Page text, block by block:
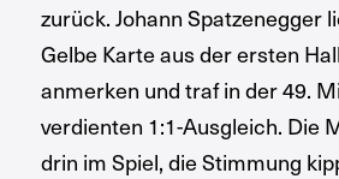
zurück. Johann Spatzenegger
Gelbe Karte aus der ersten
anmerken und traf in der 49.
verdienten 1:1-Ausgleich. Die
drin im Spiel, die Stimmung